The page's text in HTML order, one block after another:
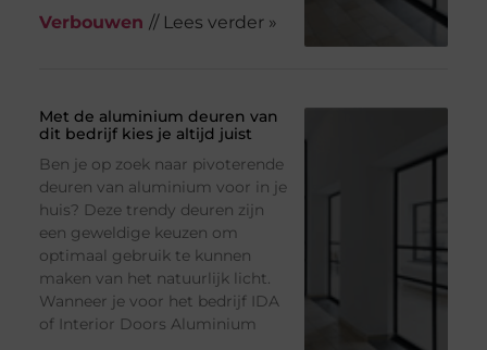
Verbouwen // Lees verder »
Met de aluminium deuren van
dit bedrijf kies je altijd juist
Ben je op zoek naar pivoterende
deuren van aluminium voor in je
huis? Deze trendy deuren zijn
een geweldige keuzen om
optimaal gebruik te kunnen
maken van het natuurlijk licht.
Wanneer je voor het bedrijf IDA
of Interior Doors Aluminium